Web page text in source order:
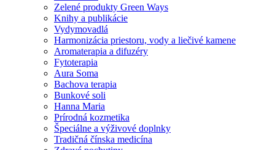
Zelené produkty Green Ways
Knihy a publikácie
Vydymovadlá
Harmonizácia priestoru, vody a liečivé kamene
Aromaterapia a difuzéry
Fytoterapia
Aura Soma
Bachova terapia
Bunkové soli
Hanna Maria
Prírodná kozmetika
Špeciálne a výživové doplnky
Tradičná čínska medicína